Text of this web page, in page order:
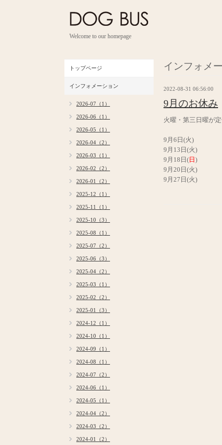
Welcome to our homepage
インフォメ
2022-08-31 06:56:00
9月のお休み
火曜・第三日曜が
9月6日(火)
9月13日(火)
9月18日( 日 )
9月20日(火)
9月27日(火)
トップページ
インフォメーション
2026-07（1）
2026-06（1）
2026-05（1）
2026-04（2）
2026-03（1）
2026-02（2）
2026-01（2）
2025-12（1）
2025-11（1）
2025-10（3）
2025-08（1）
2025-07（2）
2025-06（3）
2025-04（2）
2025-03（1）
2025-02（2）
2025-01（3）
2024-12（1）
2024-10（1）
2024-09（1）
2024-08（1）
2024-07（2）
2024-06（1）
2024-05（1）
2024-04（2）
2024-03（2）
2024-01（2）